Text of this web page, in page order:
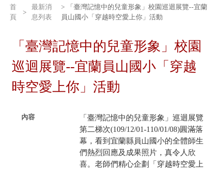
首
頁
>
最新消
息列表
> 「臺灣記憶中的兒童形象」校園巡迴展覽--宜蘭
員山國小「穿越時空愛上你」活動
「臺灣記憶中的兒童形象」校園
巡迴展覽--宜蘭員山國小「穿越
時空愛上你」活動
內容
「臺灣記憶中的兒童形象」巡迴展覽
第二梯次(109/12/01-110/01/08)圓滿落
幕，看到宜蘭縣員山國小的全體師生
們熱烈回應及成果照片，真令人欣
喜。老師們精心企劃「穿越時空愛上